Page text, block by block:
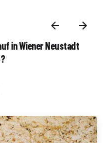
in Wiener Neustadt